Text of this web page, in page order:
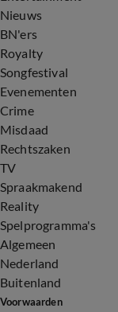
Nieuws
BN'ers
Royalty
Songfestival
Evenementen
Crime
Misdaad
Rechtszaken
TV
Spraakmakend
Reality
Spelprogramma's
Algemeen
Nederland
Buitenland
Voorwaarden